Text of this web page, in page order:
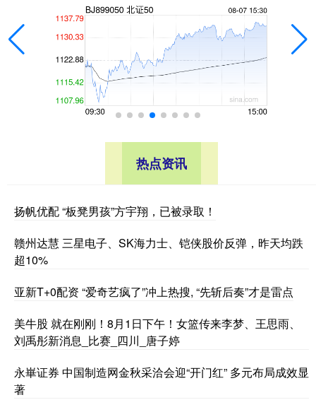
热点资讯
扬帆优配 “板凳男孩”方宇翔，已被录取！
赣州达慧 三星电子、SK海力士、铠侠股价反弹，昨天均跌
超10%
亚新T+0配资 “爱奇艺疯了”冲上热搜, “先斩后奏”才是雷点
美牛股 就在刚刚！8月1日下午！女篮传来李梦、王思雨、
刘禹彤新消息_比赛_四川_唐子婷
永崋证券 中国制造网金秋采洽会迎“开门红” 多元布局成效显
著